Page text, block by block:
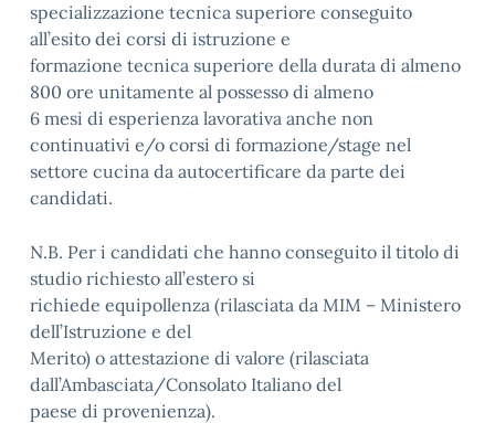
specializzazione tecnica superiore conseguito
all’esito dei corsi di istruzione e
formazione tecnica superiore della durata di almeno
800 ore unitamente al possesso di almeno
6 mesi di esperienza lavorativa anche non
continuativi e/o corsi di formazione/stage nel
settore cucina da autocertificare da parte dei
candidati.
N.B. Per i candidati che hanno conseguito il titolo di
studio richiesto all’estero si
richiede equipollenza (rilasciata da MIM – Ministero
dell’Istruzione e del
Merito) o attestazione di valore (rilasciata
dall’Ambasciata/Consolato Italiano del
paese di provenienza).